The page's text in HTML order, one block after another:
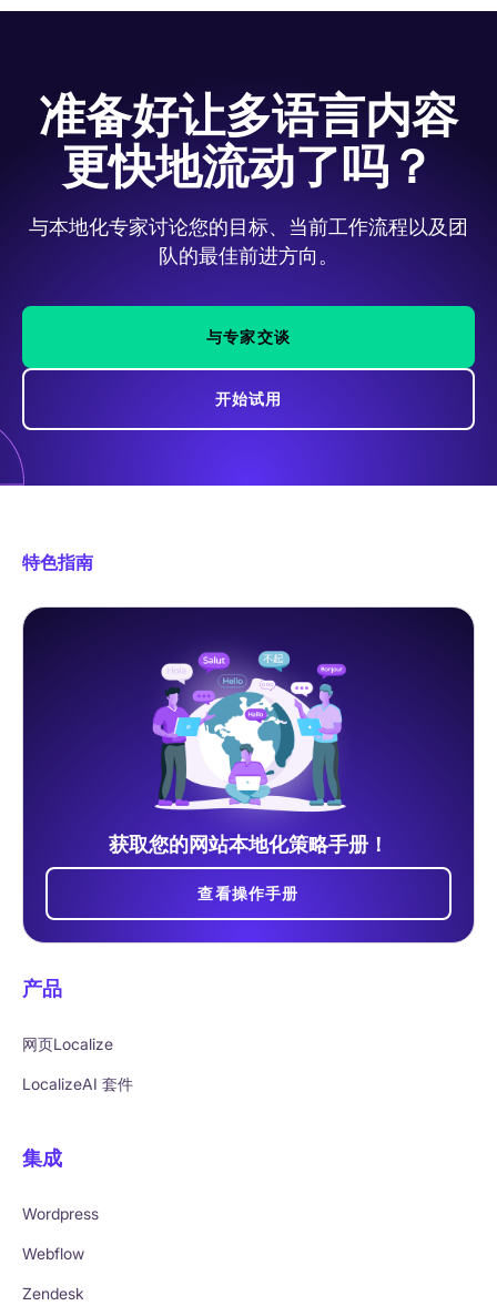
现。
准备好让多语言内容
更快地流动了吗？
与本地化专家讨论您的目标、当前工作流程以及团
队的最佳前进方向。
与专家交谈
开始试用
特色指南
获取您的网站本地化策略手册！
查看操作手册
产品
网页Localize
LocalizeAI 套件
集成
Wordpress
Webflow
Zendesk